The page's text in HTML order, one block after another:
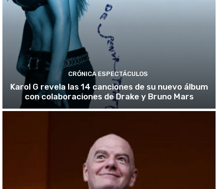
CRÓNICA ESPECTÁCULOS
Karol G revela las 14 canciones de su nuevo álbum
con colaboraciones de Drake y Bruno Mars